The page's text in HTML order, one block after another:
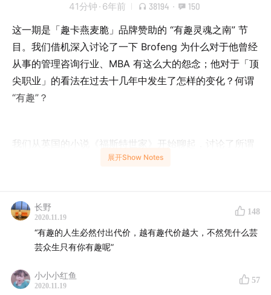
41分钟 · 6年前 38194 · 150
这一期是「趣卡燕麦脆」品牌赞助的 “有趣灵魂之南” 节
目。我们借机深入讨论了一下 Brofeng 为什么对于他曾经
从事的管理咨询行业、MBA 有这么大的怨念；他对于「顶
尖职业」的看法在过去十几年中发生了怎样的变化？何谓
“有趣”？
我们从英国的小说《福斯特世家》开始聊起，讨论了所谓
「优异」和「中规中矩」之间的毫无差异；并提及
趣”？
肉搏过的新中年人的慈眉善目:)。
展开Show Notes
长野
2020.11.19
148
“有趣的人生必然付出代价，越有趣代价越大，不然凭什么芸
芸众生只有你有趣呢”
小小小红鱼
2020.11.19
57